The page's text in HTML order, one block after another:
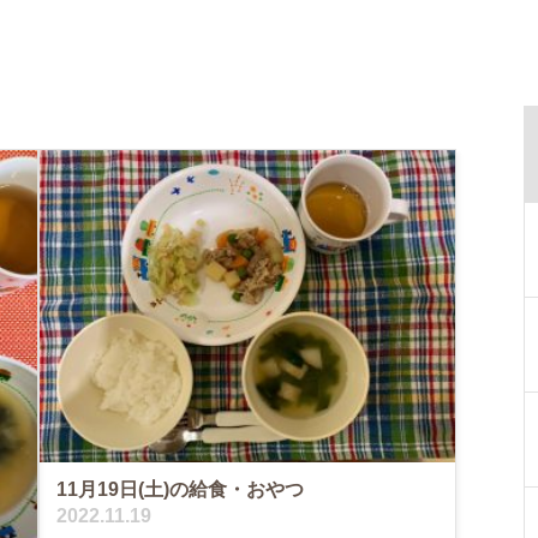
11月19日(土)の給食・おやつ
2022.11.19